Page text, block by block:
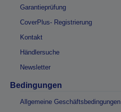
Garantieprüfung
CoverPlus- Registrierung
Kontakt
Händlersuche
Newsletter
Bedingungen
Allgemeine Geschäftsbedingungen